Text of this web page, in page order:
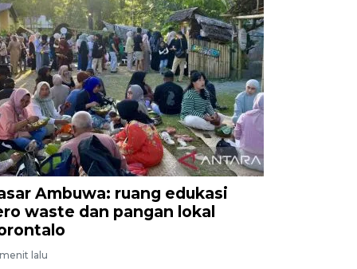
Ambuwa: ruang edukasi
waste dan pangan lokal
lalu